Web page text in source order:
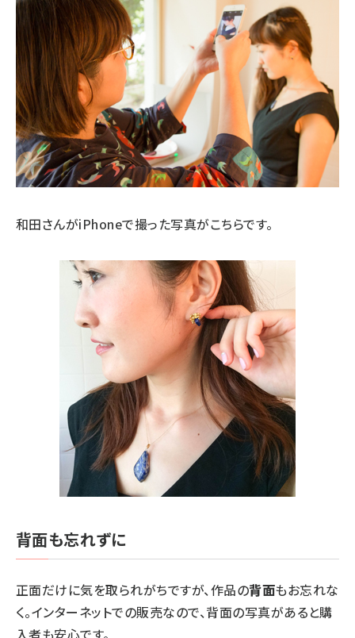
和田さんがiPhoneで撮った写真がこちらです。
背面も忘れずに
正面だけに気を取られがちですが、作品の背面もお忘れな
く。インターネットでの販売なので、背面の写真があると購
入者も安心です。